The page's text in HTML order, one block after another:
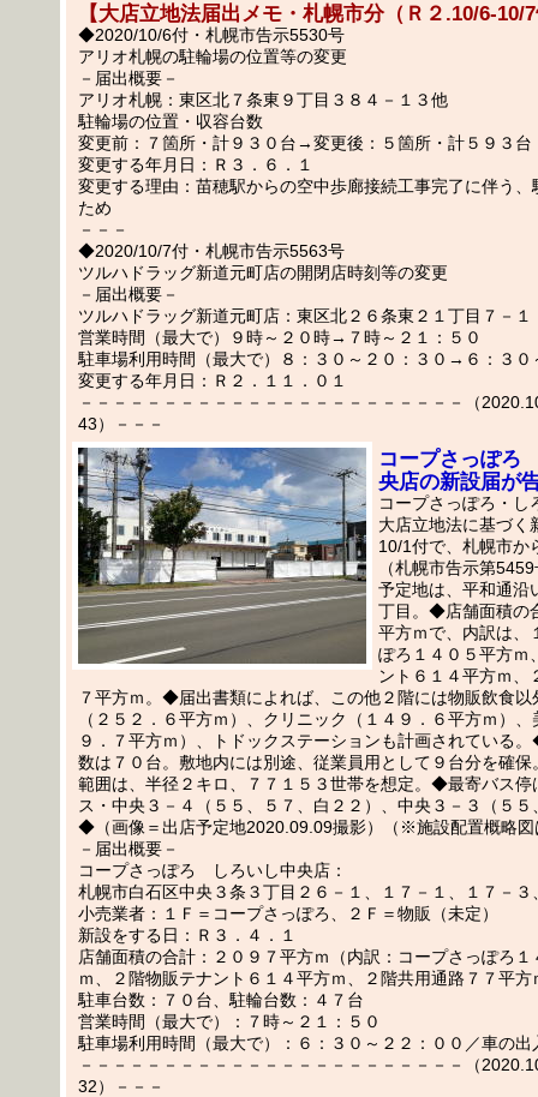
【大店立地法届出メモ・札幌市分（Ｒ２.10/6-10/
◆2020/10/6付・札幌市告示5530号
アリオ札幌の駐輪場の位置等の変更
－届出概要－
アリオ札幌：東区北７条東９丁目３８４－１３他
駐輪場の位置・収容台数
変更前：７箇所・計９３０台→変更後：５箇所・計５９３台
変更する年月日：Ｒ３．６．１
変更する理由：苗穂駅からの空中歩廊接続工事完了に伴う、
ため
－－－
◆2020/10/7付・札幌市告示5563号
ツルハドラッグ新道元町店の開閉店時刻等の変更
－届出概要－
ツルハドラッグ新道元町店：東区北２６条東２１丁目７－１
営業時間（最大で）９時～２０時→７時～２１：５０
駐車場利用時間（最大で）８：３０～２０：３０→６：３０
変更する年月日：Ｒ２．１１．０１
－－－－－－－－－－－－－－－－－－－－－－－（
43）－－－
コープさっぽろ
央店の新設届が
コープさっぽろ・し
大店立地法に基づく
10/1付で、札幌市か
（札幌市告示第
予定地は、平和通沿
丁目。◆店舗面積の
平方ｍで、内訳は、
ぽろ１４０５平方ｍ
ント６１４平方ｍ、
７平方ｍ。◆届出書類によれば、この他２階には物販飲食以
（２５２．６平方ｍ）、クリニック（１４９．６平方ｍ）
９．７平方ｍ）、トドックステーションも計画されている
数は７０台。敷地内には別途、従業員用として９台分を確
範囲は、半径２キロ、７７１５３世帯を想定。◆最寄バス停
ス・中央３－４（５５、５７、白２２）、中央３－３（５５
◆（画像＝出店予定地2020.09.09撮影）（※施設配置概略図
－届出概要－
コープさっぽろ しろいし中央店：
札幌市白石区中央３条３丁目２６－１、１７－１、１７－３
小売業者：１Ｆ＝コープさっぽろ、２Ｆ＝物販（未定）
新設をする日：Ｒ３．４．１
店舗面積の合計：２０９７平方ｍ（内訳：コープさっぽろ１
ｍ、２階物販テナント６１４平方ｍ、２階共用通路７７平方
駐車台数：７０台、駐輪台数：４７台
営業時間（最大で）：７時～２１：５０
駐車場利用時間（最大で）：６：３０～２２：００／車の出
－－－－－－－－－－－－－－－－－－－－－－－（
32）－－－